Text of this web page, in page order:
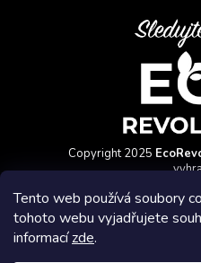
Tento web používá soubory
tohoto webu vyjadřujete
informacízde.
Copyright 2025